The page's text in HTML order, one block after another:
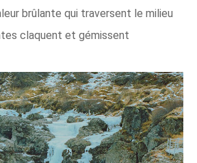
brûlante qui traversent le milieu
claquent et gémissent